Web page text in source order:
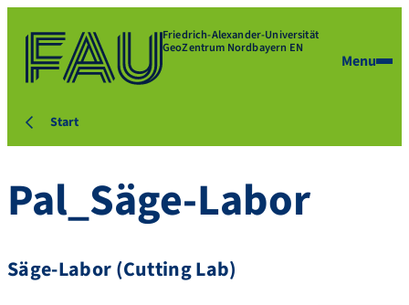
Friedrich-Alexander-Universität
GeoZentrum Nordbayern EN
Menu
Start
Pal_Säge-Labor
Säge-Labor (Cutting Lab)